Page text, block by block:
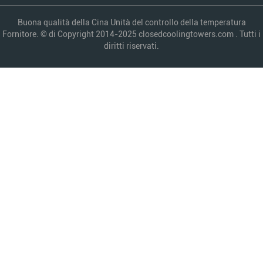
Buona qualità della Cina Unità del controllo della temperatura
Fornitore. © di Copyright 2014-2025 closedcoolingtowers.com . Tutti i
diritti riservati.